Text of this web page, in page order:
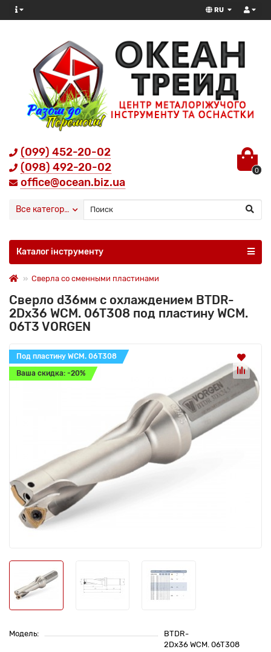
RU
(099) 452-20-02
(098) 492-20-02
office@ocean.biz.ua
0
Все категории
Каталог інструменту
Сверла со сменными пластинами
Сверло d36мм с охлаждением BTDR-
2Dx36 WCM. 06T308 под пластину WCM.
06T3 VORGEN
Под пластину WCM. 06T308
Ваша скидка: -20%
Модель:
BTDR-
2Dx36 WCM. 06T308